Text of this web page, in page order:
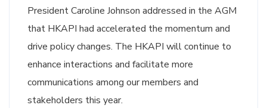
President Caroline Johnson addressed in the AGM
that HKAPI had accelerated the momentum and
drive policy changes. The HKAPI will continue to
enhance interactions and facilitate more
communications among our members and
stakeholders this year.